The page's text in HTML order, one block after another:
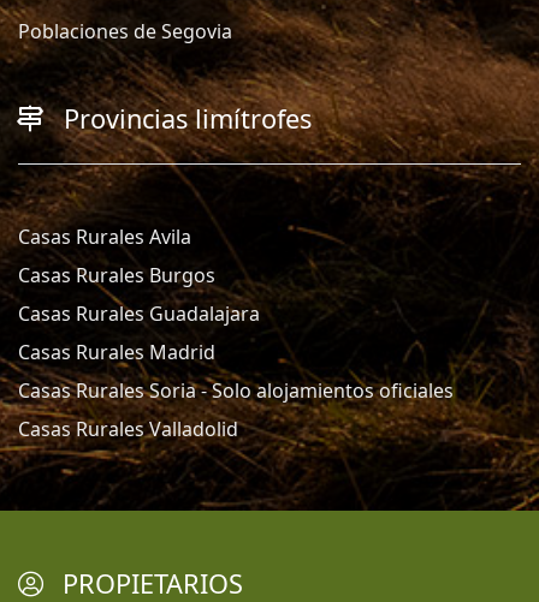
Poblaciones de Segovia
Provincias limítrofes
Casas Rurales Avila
Casas Rurales Burgos
Casas Rurales Guadalajara
Casas Rurales Madrid
Casas Rurales Soria - Solo alojamientos oficiales
Casas Rurales Valladolid
PROPIETARIOS